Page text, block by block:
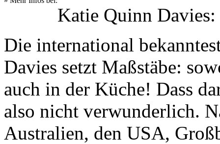
Katie Quinn
Die international
Davies setzt Maßstäbe:
auch in der Küche! Dass
also nicht verwunderlich.
Australien, den USA,